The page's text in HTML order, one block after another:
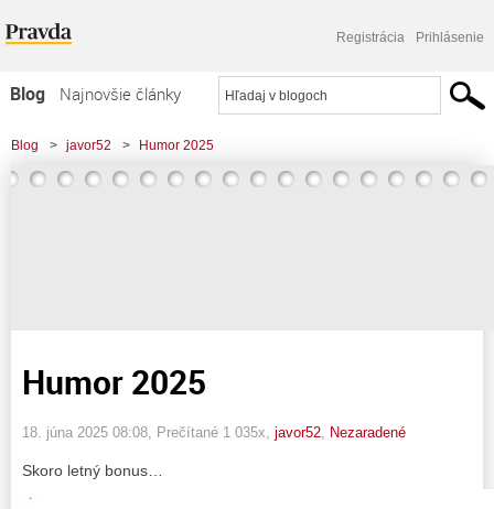
Registrácia Prihlásenie
Blog
Najnovšie články
Najčítanejšie články
Najkomentovanejšie články
Blog > javor52 > Humor 2025
Humor 2025
18. júna 2025 08:08 , Prečítané 1 035x, javor52 Nezaradené
Skoro letný bonus…